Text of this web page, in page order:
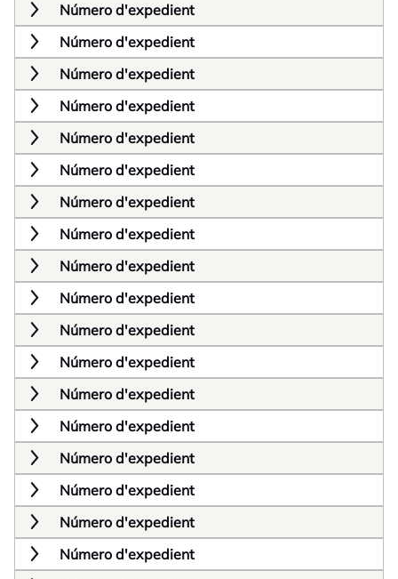
Número d'expedient
Número d'expedient
Número d'expedient
Número d'expedient
Número d'expedient
Número d'expedient
Número d'expedient
Número d'expedient
Número d'expedient
Número d'expedient
Número d'expedient
Número d'expedient
Número d'expedient
Número d'expedient
Número d'expedient
Número d'expedient
Número d'expedient
Número d'expedient